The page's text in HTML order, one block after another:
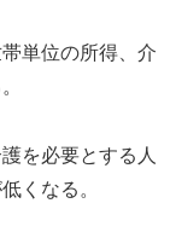
単位の所得、介
を必要とする人
くなる。